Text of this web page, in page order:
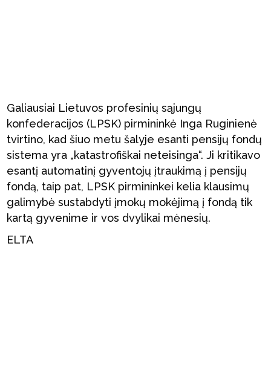
Galiausiai Lietuvos profesinių sąjungų
konfederacijos (LPSK) pirmininkė Inga Ruginienė
tvirtino, kad šiuo metu šalyje esanti pensijų fondų
sistema yra „katastrofiškai neteisinga“. Ji kritikavo
esantį automatinį gyventojų įtraukimą į pensijų
fondą, taip pat, LPSK pirmininkei kelia klausimų
galimybė sustabdyti įmokų mokėjimą į fondą tik
kartą gyvenime ir vos dvylikai mėnesių.
ELTA